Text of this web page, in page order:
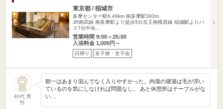
東京都 / 稲城市
多摩センター駅6.48km 南多摩駅393m
JR南武線 南多摩駅より徒歩5分京王相模原線 稲城駅よりバ
ス7分中央…
営業時間 9:00～25:00
入浴料金 1,000円～
日帰り 女子旅・女子会
40代 男
性
朝一はあまり混んでなく入りやすかった。内湯の寝湯は毛が浮い
ているのを気にしなければ問題なし。 あと休憩所はテーブルがな
い…